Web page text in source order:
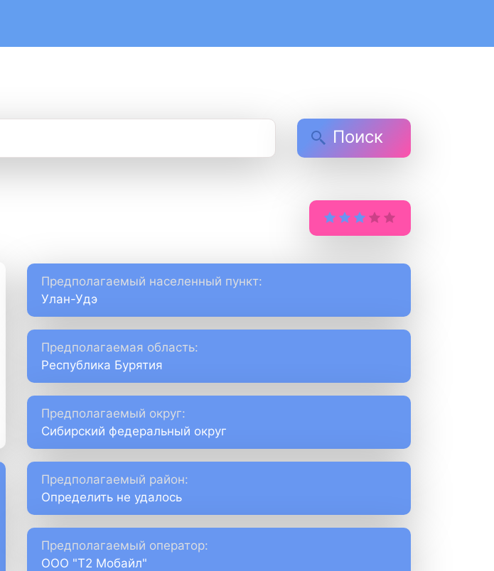
Поиск
Предполагаемый населенный пункт:
Улан-Удэ
Предполагаемая область:
Республика Бурятия
Предполагаемый округ:
Сибирский федеральный округ
Предполагаемый район:
Определить не удалось
Предполагаемый оператор:
ООО "Т2 Мобайл"